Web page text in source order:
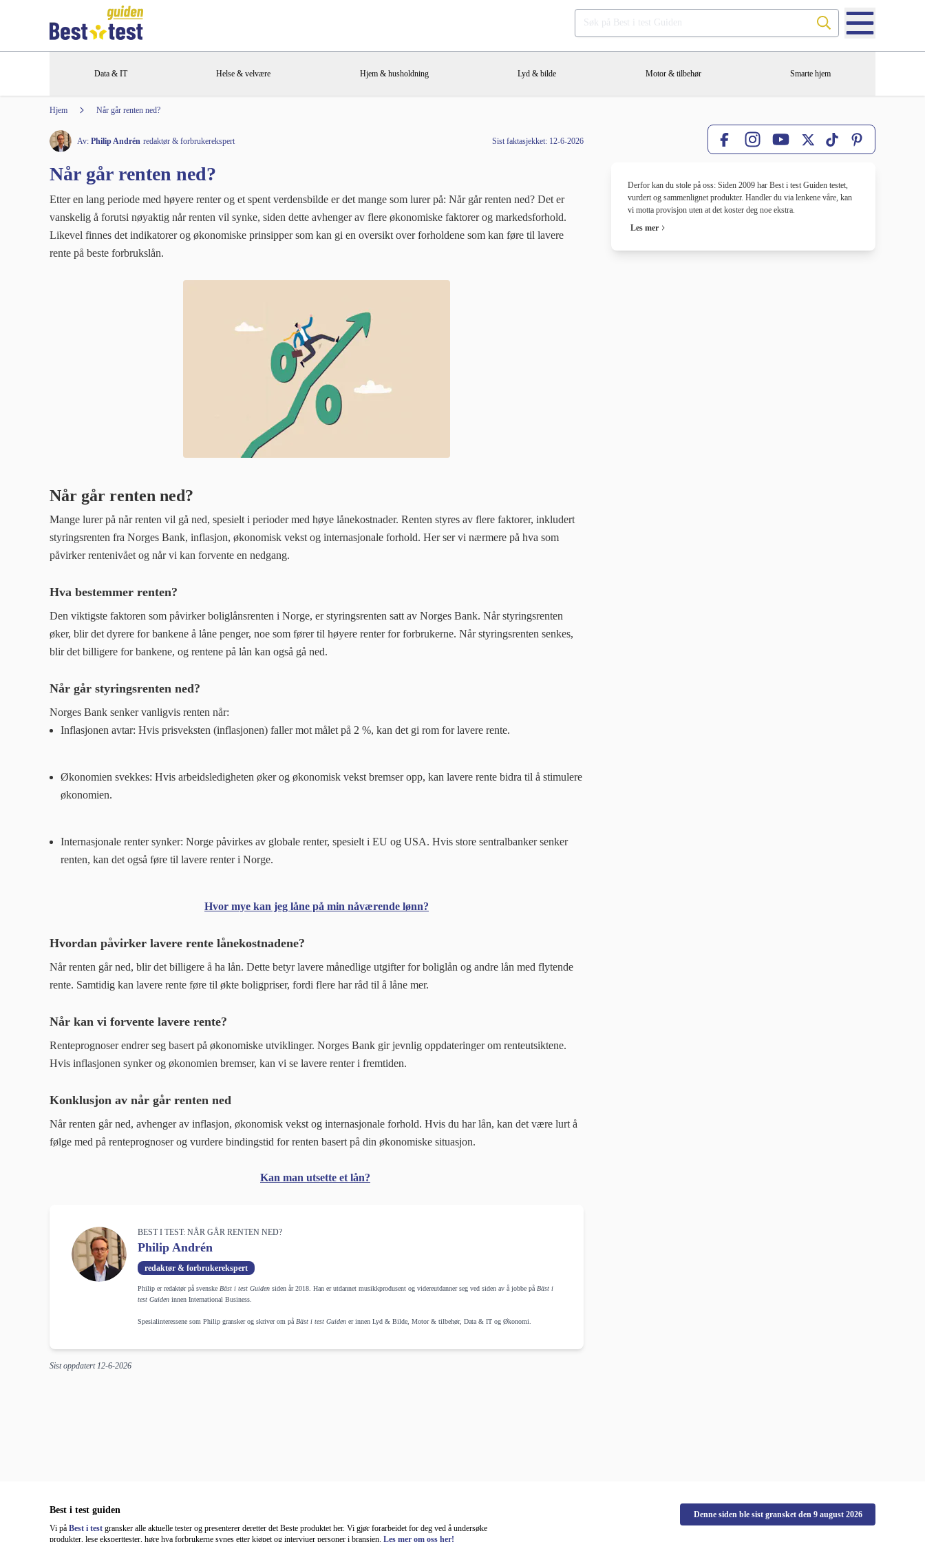
Data & IT Helse & velvære Hjem & husholdning Lyd & bilde Motor & tilbehør Smarte hjem
Hjem Når går renten ned?
Av: Philip Andrén redaktør & forbrukerekspert Sist faktasjekket: 12-6-2026
Når går renten ned?
Etter en lang periode med høyere renter og et spent verdensbilde er det mange som lurer på: Når går renten ned? Det er
vanskelig å forutsi nøyaktig når renten vil synke, siden dette avhenger av flere økonomiske faktorer og markedsforhold.
Likevel finnes det indikatorer og økonomiske prinsipper som kan gi en oversikt over forholdene som kan føre til lavere
rente på beste forbrukslån.
Når går renten ned?
Mange lurer på når renten vil gå ned, spesielt i perioder med høye lånekostnader. Renten styres av flere faktorer, inkludert
styringsrenten fra Norges Bank, inflasjon, økonomisk vekst og internasjonale forhold. Her ser vi nærmere på hva som
påvirker rentenivået og når vi kan forvente en nedgang.
Hva bestemmer renten?
Den viktigste faktoren som påvirker boliglånsrenten i Norge, er styringsrenten satt av Norges Bank. Når styringsrenten
øker, blir det dyrere for bankene å låne penger, noe som fører til høyere renter for forbrukerne. Når styringsrenten senkes,
blir det billigere for bankene, og rentene på lån kan også gå ned.
Når går styringsrenten ned?
Norges Bank senker vanligvis renten når:
Inflasjonen avtar: Hvis prisveksten (inflasjonen) faller mot målet på 2 %, kan det gi rom for lavere rente.
Økonomien svekkes: Hvis arbeidsledigheten øker og økonomisk vekst bremser opp, kan lavere rente bidra til å stimulere
økonomien.
Internasjonale renter synker: Norge påvirkes av globale renter, spesielt i EU og USA. Hvis store sentralbanker senker
renten, kan det også føre til lavere renter i Norge.
Hvor mye kan jeg låne på min nåværende lønn?
Hvordan påvirker lavere rente lånekostnadene?
Når renten går ned, blir det billigere å ha lån. Dette betyr lavere månedlige utgifter for boliglån og andre lån med flytende
rente. Samtidig kan lavere rente føre til økte boligpriser, fordi flere har råd til å låne mer.
Når kan vi forvente lavere rente?
Renteprognoser endrer seg basert på økonomiske utviklinger. Norges Bank gir jevnlig oppdateringer om renteutsiktene.
Hvis inflasjonen synker og økonomien bremser, kan vi se lavere renter i fremtiden.
Konklusjon av når går renten ned
Når renten går ned, avhenger av inflasjon, økonomisk vekst og internasjonale forhold. Hvis du har lån, kan det være lurt å
følge med på renteprognoser og vurdere bindingstid for renten basert på din økonomiske situasjon.
Kan man utsette et lån?
BEST I TEST: NÅR GÅR RENTEN NED?
Philip Andrén
redaktør & forbrukerekspert
Philip er redaktør på svenske Bäst i test Guiden siden år 2018. Han er utdannet musikkprodusent og videreutdanner seg ved siden av å jobbe på Bäst i
test Guiden innen International Business.
Spesialinteressene som Philip gransker og skriver om på Bäst i test Guiden er innen Lyd & Bilde, Motor & tilbehør, Data & IT og Økonomi.
Sist oppdatert12-6-2026
FacebookInstagramYouTube
X TikTokPinterest
Derfor kan du stole på oss: Siden 2009 har Best i test Guiden testet,
vurdert og sammenlignet produkter. Handler du via lenkene våre, kan
vi motta provisjon uten at det koster deg noe ekstra.
Les mer
Best i test guiden
Vi på Best i test gransker alle aktuelle tester og presenterer deretter det Beste produktet her. Vi gjør forarbeidet for deg ved å undersøke
produkter, lese eksperttester, høre hva forbrukerne synes etter kjøpet og intervjuer personer i bransjen. Les mer om oss her!
Denne siden ble sist gransket den 9 august 2026